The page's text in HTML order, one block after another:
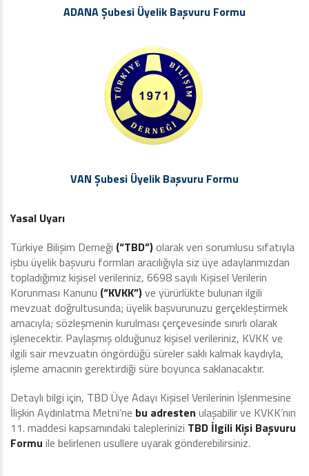
ADANA Şubesi Üyelik Başvuru Formu
VAN Şubesi Üyelik Başvuru Formu
Yasal Uyarı
Türkiye Bilişim Derneği (“TBD”)olarak veri sorumlusu sıfatıyla
işbu üyelik başvuru formları aracılığıyla siz üye adaylarımızdan
topladığımız kişisel verileriniz, 6698 sayılı Kişisel Verilerin
Korunması Kanunu (“KVKK”)ve yürürlükte bulunan ilgili
mevzuat doğrultusunda; üyelik başvurunuzu gerçekleştirmek
amacıyla; sözleşmenin kurulması çerçevesinde sınırlı olarak
işlenecektir. Paylaşmış olduğunuz kişisel verileriniz, KVKK ve
ilgili sair mevzuatın öngördüğü süreler saklı kalmak kaydıyla,
işleme amacının gerektirdiği süre boyunca saklanacaktır.
Detaylı bilgi için, TBD Üye Adayı Kişisel Verilerinin İşlenmesine
İlişkin Aydınlatma Metni’ne bu adresten ulaşabilir ve KVKK’nın
11. maddesi kapsamındaki taleplerinizi TBD İlgili Kişi Başvuru
Formu ile belirlenen usullere uyarak gönderebilirsiniz.